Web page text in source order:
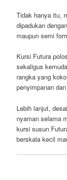
Tidak hanya itu,
dipadukan
maupun semi
Kursi Futura
sekaligus
rangka yang
penyimpanan
Lebih lanjut,
nyaman selama
kursi susun
berskala kecil